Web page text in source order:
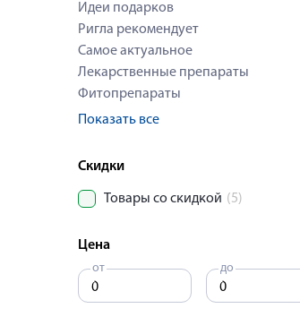
Идеи подарков
Ригла рекомендует
Самое актуальное
Лекарственные препараты
Фитопрепараты
Показать все
Скидки
Товары со скидкой (5)
Цена
от до